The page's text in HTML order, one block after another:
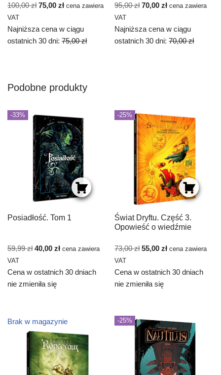
100,00zł 75,00 zł cena zawiera
VAT
Najniższa cena w ciągu
ostatnich 30 dni: 75,00 zł
95,00zł 70,00zł cena zawiera
VAT
Najniższa cena w ciągu
ostatnich 30 dni:70,00 zł
Podobne produkty
-33%
Posiadłość. Tom 1
59,99zł 40,00 zł cena zawiera
VAT
Cena w ostatnich 30 dniach
nie zmieniła się
-25%
Świat Dryftu. Część 3.
Opowieść o wiedźmie
73,00zł 55,00zł cena zawiera
VAT
Cena w ostatnich 30 dniach
nie zmieniła się
Brak w magazynie -25%